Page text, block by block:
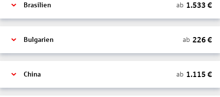
Brasilien ab 1.533 €
Bulgarien ab 226€
China ab 1.115 €